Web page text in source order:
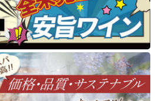
ンドの決定まで数か月を
かけて繰り返し評価を行
い、「イザベル」ならで
はの完璧なバランスを追
求しています。
■オー・ボン・クリマに
ついて
オー・ボン・クリマは、